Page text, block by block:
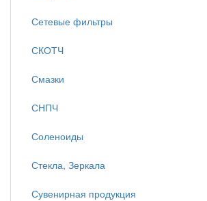
Сетевые фильтры
СКОТЧ
Смазки
СНПЧ
Соленоиды
Стекла, Зеркала
Сувенирная продукция